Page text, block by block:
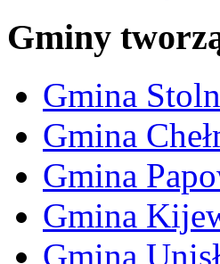
Gminy
Gmina
Gmina
Gmina
Gmina
Gmina